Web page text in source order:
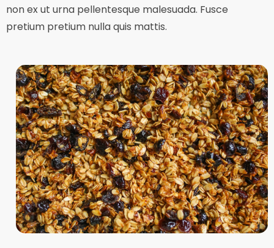
non ex ut urna pellentesque malesuada. Fusce
pretium pretium nulla quis mattis.